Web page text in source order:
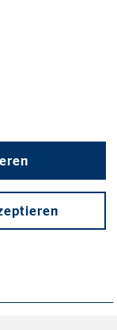
Sie
ist, dass Sie
bis ins Detail,
und
Bedürfnissen